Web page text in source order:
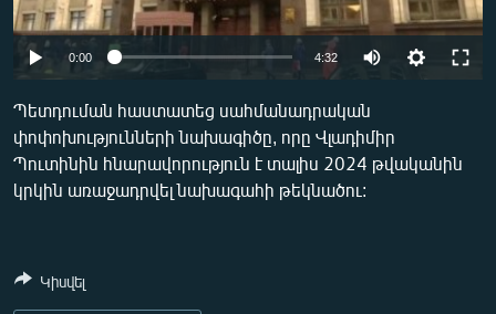
ՄՇԱԿՈՒՅԹ
ՍՊՈՐՏ
ՏՏ ԵՒ ԻՆՏԵՐՆԵՏ
ԿՈՐՈՆԱՎԻՐՈՒՍ
ԲԱՆԱՎԵՃ
0:00 4:32
360p
404p
Պետդուման հաստատեց սահմանադրական
փոփոխությունների նախագիծը, որը Վլադիմիր
Պուտինին հնարավորություն է տալիս 2024 թվականին
կրկին առաջադրվել նախագահի թեկնածու:
Կիսվել